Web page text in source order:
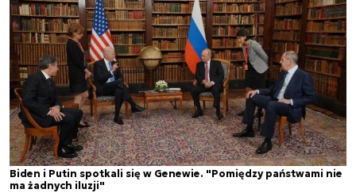
Biden i Putin spotkali się w Genewie. "Pomiędzy państwami nie
ma żadnych iluzji"